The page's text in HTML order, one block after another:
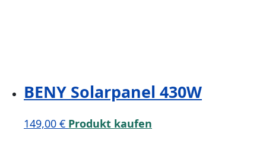
BENY Solarpanel 430W
149,00 € Produkt kaufen